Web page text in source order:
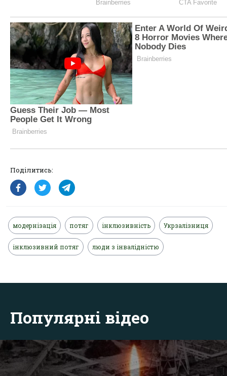
Поділитись:
модернізація потяг інклюзивність Укрзалізниця
інклюзивний потяг люди з інвалідністю
Популярні відео